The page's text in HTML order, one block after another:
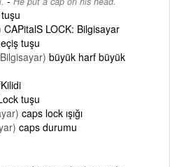
CAPitalS LOCK: Bilgisayar
tuşu
büyük harf büyük
tuşu
caps lock ışığı
caps durumu